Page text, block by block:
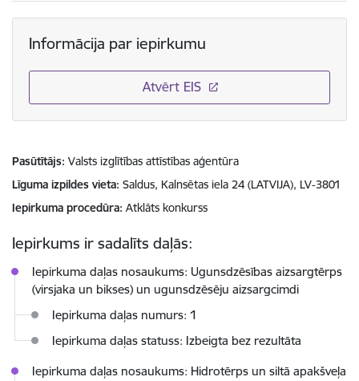
Informācija par iepirkumu
Atvērt EIS
Pasūtītājs Valsts izglītības attīstības aģentūra
Līguma izpildes vieta Saldus, Kalnsētas iela 24 (LATVIJA), LV-3801
Iepirkuma procedūra Atklāts konkurss
Iepirkums ir sadalīts daļās:
Iepirkuma daļas nosaukums: Ugunsdzēsības aizsargtērps
(virsjaka un bikses) un ugunsdzēsēju aizsargcimdi
Iepirkuma daļas numurs: 1
Iepirkuma daļas statuss: Izbeigta bez rezultāta
Iepirkuma daļas nosaukums: Hidrotērps un siltā apakšveļa